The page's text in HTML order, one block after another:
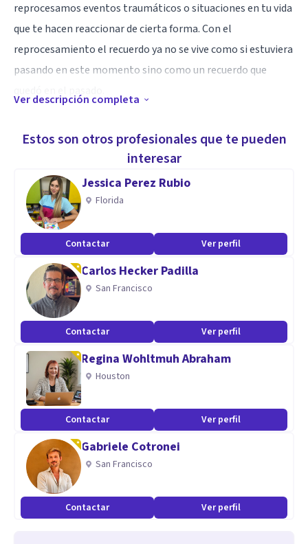
reprocesamos eventos traumáticos o situaciones en tu vida
que te hacen reaccionar de cierta forma. Con el
reprocesamiento el recuerdo ya no se vive como si estuviera
pasando en este momento sino como un recuerdo que
Terapeuta EMDR, Psicotraumatología
Aptitudes
Lic. en Psicología, terapeuta EMDR, Master en Terapias de
Tercera Generación y nuevas tecnologías.
Ver descripción completa
Estos son otros profesionales que te pueden
interesar
Jessica Perez Rubio
Florida
Contactar Ver perfil
Carlos Hecker Padilla
San Francisco
Contactar Ver perfil
Regina Wohltmuh Abraham
Houston
Contactar Ver perfil
Gabriele Cotronei
San Francisco
Contactar Ver perfil